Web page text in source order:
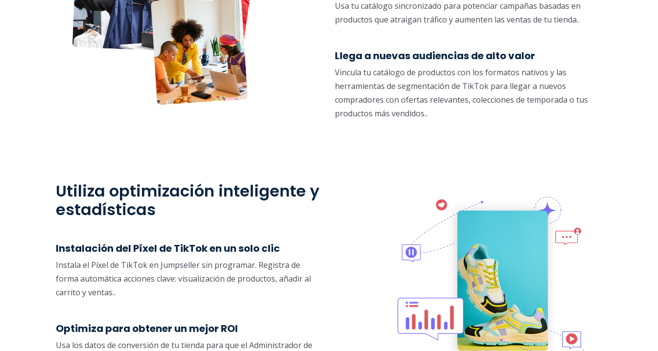
Usa tu catálogo sincronizado para potenciar campañas basadas en
productos que atraigan tráfico y aumenten las ventas de tu tienda..
Llega a nuevas audiencias de alto valor
Vincula tu catálogo de productos con los formatos nativos y las
herramientas de segmentación de TikTok para llegar a nuevos
compradores con ofertas relevantes, colecciones de temporada o tus
productos más vendidos..
Utiliza optimización inteligente y
estadísticas
Instalación del Píxel de TikTok en un solo clic
Instala el Píxel de TikTok en Jumpseller sin programar. Registra de
forma automática acciones clave: visualización de productos, añadir al
carrito y ventas..
Optimiza para obtener un mejor ROI
Usa los datos de conversión de tu tienda para que el Administrador de